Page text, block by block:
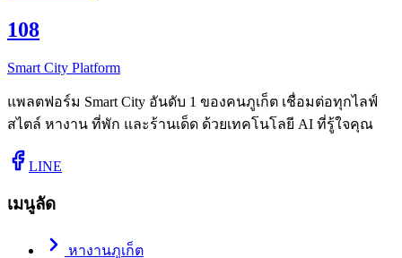
108
Smart City Platform
แพลตฟอร์ม Smart City อันดับ 1 ของคนภูเก็ต เชื่อมต่อทุกไลฟ์
สไตล์ หางาน ที่พัก และร้านเด็ด ด้วยเทคโนโลยี AI ที่รู้ใจคุณ
LINE
เมนูลัด
หางานภูเก็ต